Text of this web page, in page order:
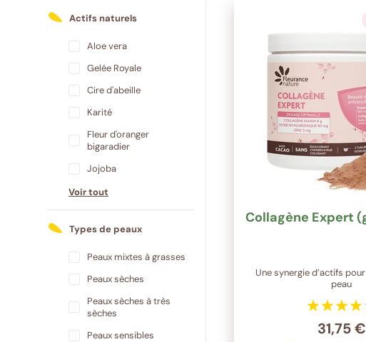
Actifs naturels
Aloe vera
Gelée Royale
Cire d'abeille
Karité
Fleur d'oranger
bigaradier
Jojoba
Voir tout
Types de peaux
Peaux mixtes à grasses
Peaux sèches
Peaux sèches à très
sèches
Peaux sensibles
Collagène Expert
Une synergie d’actifs
peau
31,75 €